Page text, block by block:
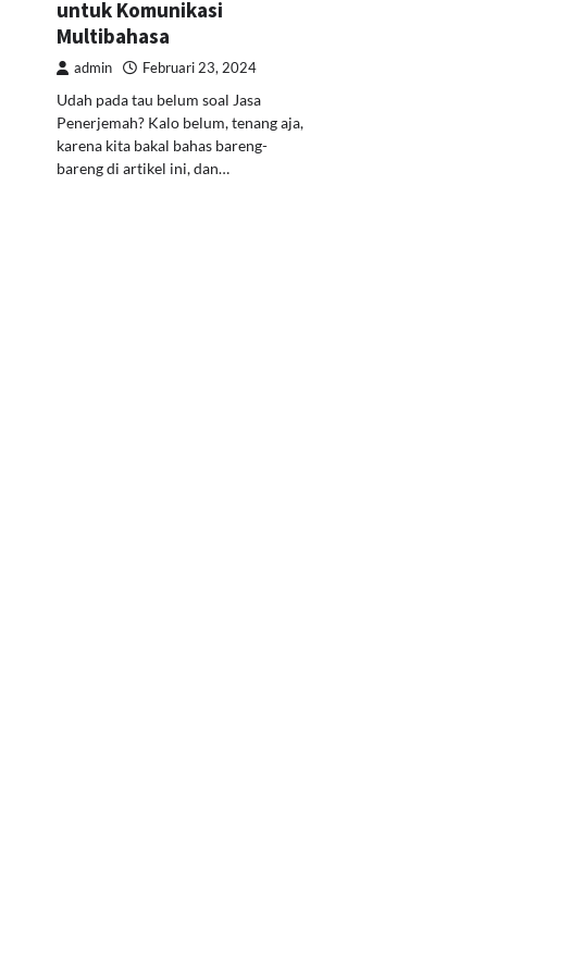
untuk Komunikasi
Multibahasa
admin Februari 23, 2024
Udah pada tau belum soal Jasa
Penerjemah? Kalo belum, tenang aja,
karena kita bakal bahas bareng-
bareng di artikel ini, dan…